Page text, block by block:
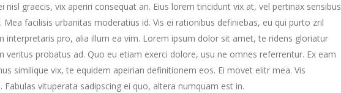
nisl graecis, vix aperiri consequat an. Eius lorem tincidunt vix at, vel pertinax sensibus
facilisis urbanitas moderatius id. Vis ei rationibus definiebas, eu qui purto zril
interpretaris pro, alia illum ea vim. Lorem ipsum dolor sit amet, te ridens gloriatur
veritus probatus ad. Quo eu etiam exerci dolore, usu ne omnes referrentur. Ex eam
similique vix, te equidem apeirian definitionem eos. Ei movet elitr mea. Vis
Fabulas vituperata sadipscing ei quo, altera numquam est in.